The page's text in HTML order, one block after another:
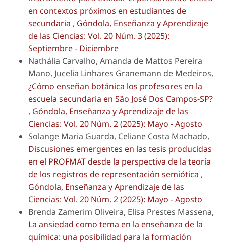
en contextos próximos en estudiantes de
secundaria , Góndola, Enseñanza y Aprendizaje
de las Ciencias: Vol. 20 Núm. 3 (2025):
Septiembre - Diciembre
Nathália Carvalho, Amanda de Mattos Pereira
Mano, Jucelia Linhares Granemann de Medeiros,
¿Cómo enseñan botánica los profesores en la
escuela secundaria en São José Dos Campos-SP?
, Góndola, Enseñanza y Aprendizaje de las
Ciencias: Vol. 20 Núm. 2 (2025): Mayo - Agosto
Solange Maria Guarda, Celiane Costa Machado,
Discusiones emergentes en las tesis producidas
en el PROFMAT desde la perspectiva de la teoría
de los registros de representación semiótica ,
Góndola, Enseñanza y Aprendizaje de las
Ciencias: Vol. 20 Núm. 2 (2025): Mayo - Agosto
Brenda Zamerim Oliveira, Elisa Prestes Massena,
La ansiedad como tema en la enseñanza de la
química: una posibilidad para la formación